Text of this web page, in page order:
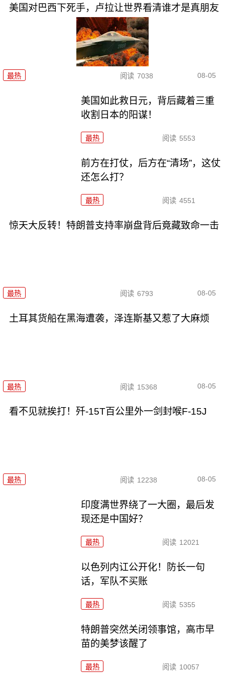
美国对巴西下死手，卢拉让世界看清谁才是真朋友
最热 阅读 7038 08-05
美国如此救日元，背后藏着三重
收割日本的阳谋！
最热 阅读 5553
前方在打仗，后方在“清场”，这仗
还怎么打？
最热 阅读 4551
惊天大反转！特朗普支持率崩盘背后竟藏致命一击
最热 阅读 6793 08-05
土耳其货船在黑海遭袭，泽连斯基又惹了大麻烦
最热 阅读 15368 08-05
看不见就挨打！歼-15T百公里外一剑封喉F-15J
最热 阅读 12238 08-05
印度满世界绕了一大圈，最后发
现还是中国好？
最热 阅读 12021
以色列内讧公开化！防长一句
话，军队不买账
最热 阅读 5355
特朗普突然关闭领事馆，高市早
苗的美梦该醒了
最热 阅读 10057